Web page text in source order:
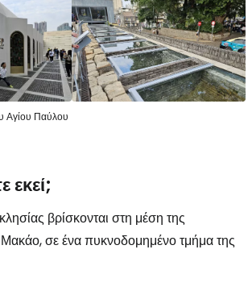
Αγίου Παύλου
εκεί;
βρίσκονται στη μέση της
σε ένα πυκνοδομημένο τμήμα της